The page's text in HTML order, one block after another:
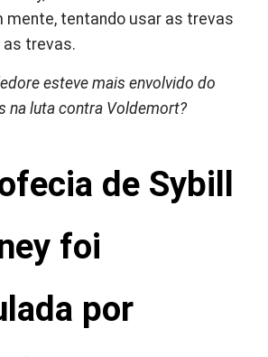
mente, tentando usar as trevas
trevas.
esteve mais envolvido do
na luta contra Voldemort?
de Sybill
foi
por